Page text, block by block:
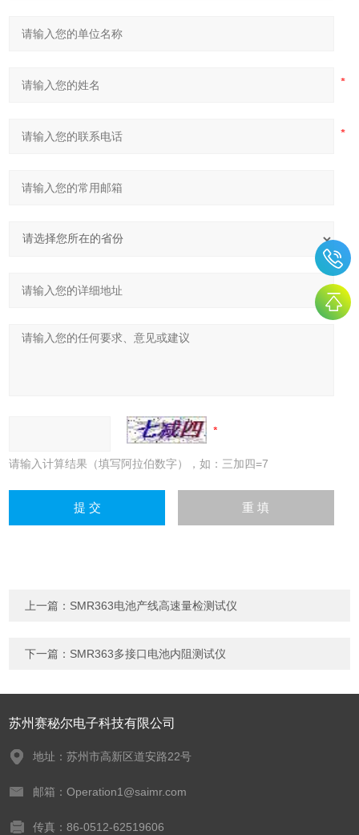
请输入计算结果（填写阿拉伯数字），如：三加四=7
上一篇： SMR363电池产线高速量检测试仪
下一篇： SMR363多接口电池内阻测试仪
苏州赛秘尔电子科技有限公司
地址：苏州市高新区道安路22号
邮箱：Operation1@saimr.com
传真：86-0512-62519606